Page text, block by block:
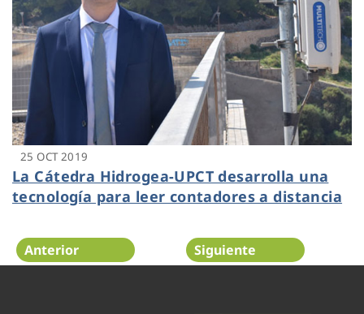
25 OCT 2019
La Cátedra Hidrogea-UPCT desarrolla una
tecnología para leer contadores a distancia
Anterior Siguiente